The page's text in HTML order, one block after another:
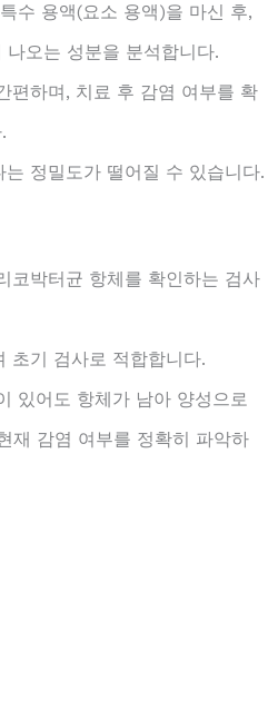
수 용액(요소 용액)을 마신 후,
오는 성분을 분석합니다.
편하며, 치료 후 감염 여부를 확
정밀도가 떨어질 수 있습니다.
코박터균 항체를 확인하는 검사
초기 검사로 적합합니다.
있어도 항체가 남아 양성으로
재 감염 여부를 정확히 파악하